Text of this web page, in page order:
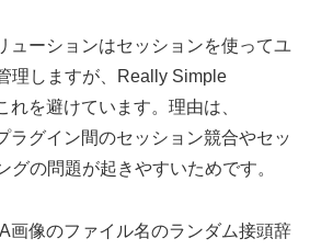
ューションはセッションを使ってユ
理しますが、Really Simple
を避けています。理由は、
ラグイン間のセッション競合やセッ
グの問題が起きやすいためです。
画像のファイル名のランダム接頭辞